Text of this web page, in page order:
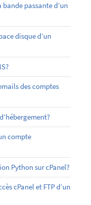
passante d’un
disque d’un
des comptes
compte
Python sur cPanel?
cPanel et FTP d’un